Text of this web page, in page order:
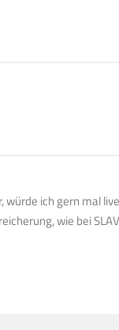
ich gern mal
wie bei